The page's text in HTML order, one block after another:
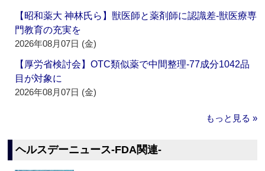
【昭和薬大 神林氏ら】獣医師と薬剤師に認識差‐獣医療専
門教育の充実を
2026年08月07日 (金)
【厚労省検討会】OTC類似薬で中間整理‐77成分1042品
目が対象に
2026年08月07日 (金)
もっと見る »
ヘルスデーニュース‐FDA関連‐